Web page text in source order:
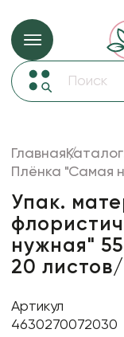
Упаковка для цветов и
Коробки для цветов
Декор для дома
Лента
Товары для флористов
Пакеты для цветов и
Изделия из металла
ГлавнаяКаталог
Плёнка "Самая
Упак.
нужная"
20
Артикул
4630270072030